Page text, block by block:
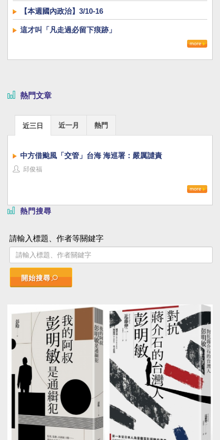
【本週國內政治】3/10-16
這才叫「凡走過必留下痕跡」
熱門文章
近三日 近一月 熱門
中方借颱風「交管」台海 海巡署：嚴厲譴責
邱俊福
熱門搜尋
請輸入標題、作者等關鍵字
開始搜尋